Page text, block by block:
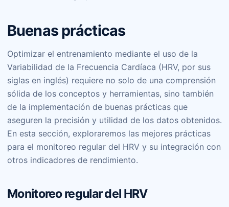
Buenas prácticas
Optimizar el entrenamiento mediante el uso de la
Variabilidad de la Frecuencia Cardíaca (HRV, por sus
siglas en inglés) requiere no solo de una comprensión
sólida de los conceptos y herramientas, sino también
de la implementación de buenas prácticas que
aseguren la precisión y utilidad de los datos obtenidos.
En esta sección, exploraremos las mejores prácticas
para el monitoreo regular del HRV y su integración con
otros indicadores de rendimiento.
Monitoreo regular del HRV